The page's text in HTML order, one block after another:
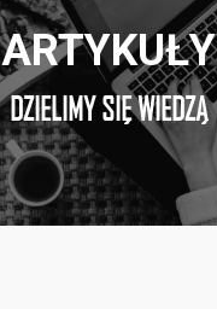
ARTYKUŁY
DZIELIMY SIĘ WIEDZĄ